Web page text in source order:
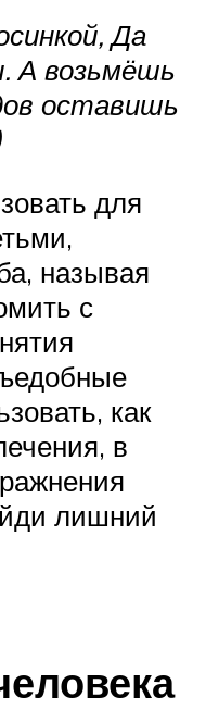
Да
А возьмёшь
оставишь
для
называя
с
как
в
лишний